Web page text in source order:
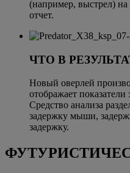
(например, выстрел)
отчет.
ЧТО В
Новый оверлей
отображает
Средство анализа
задержку мыши,
задержку.